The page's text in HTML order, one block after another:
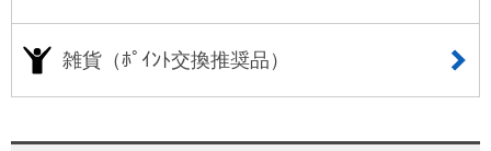
雑貨（ﾎﾟｲﾝﾄ交換推奨品）